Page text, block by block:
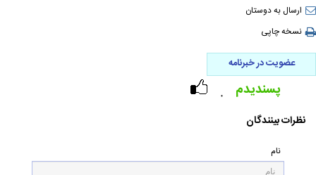
ارسال به دوستان
نسخه چاپی
عضویت در خبرنامه
۰ پسندیدم
نظرات بینندگان
نام